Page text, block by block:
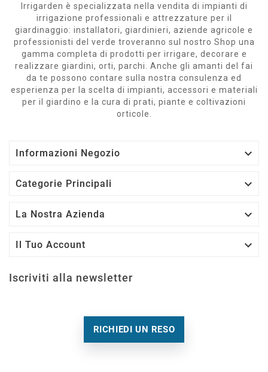
Irrigarden è specializzata nella vendita di impianti di
irrigazione professionali e attrezzature per il
giardinaggio: installatori, giardinieri, aziende agricole e
professionisti del verde troveranno sul nostro Shop una
gamma completa di prodotti per irrigare, decorare e
realizzare giardini, orti, parchi. Anche gli amanti del fai
da te possono contare sulla nostra consulenza ed
esperienza per la scelta di impianti, accessori e materiali
per il giardino e la cura di prati, piante e coltivazioni
orticole.
Informazioni Negozio 
Categorie Principali 
La Nostra Azienda 
Il Tuo Account 
Iscriviti alla newsletter
RICHIEDI UN RESO